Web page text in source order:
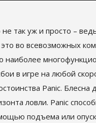
так уж и просто –
во всевозможных
наиболее
в игре на любой
Panic. Блесна
ловли. Panic
подъема или